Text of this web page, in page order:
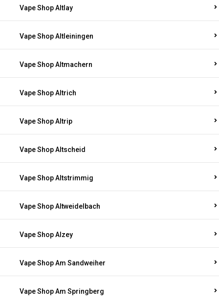
Vape Shop Altlay
Vape Shop Altleiningen
Vape Shop Altmachern
Vape Shop Altrich
Vape Shop Altrip
Vape Shop Altscheid
Vape Shop Altstrimmig
Vape Shop Altweidelbach
Vape Shop Alzey
Vape Shop Am Sandweiher
Vape Shop Am Springberg